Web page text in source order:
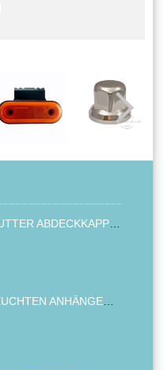
LKW RADMUTTER ABDECKKAPPEN SECHSKANT KAPPEN FELGEN BOLZENABDECKUNGEN CHROM 32MM
2 X HECKLEUCHTEN ANHÄNGER RÜCKLEUCHTE,LKW RÜCKLEUCHTE, LINKS RECHTS 14LED 12V